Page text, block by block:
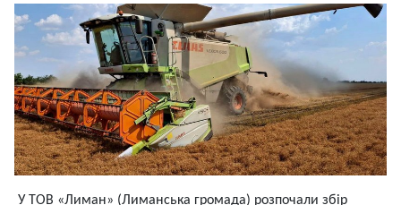
У ТОВ «Лиман» (Лиманська громада) розпочали збір